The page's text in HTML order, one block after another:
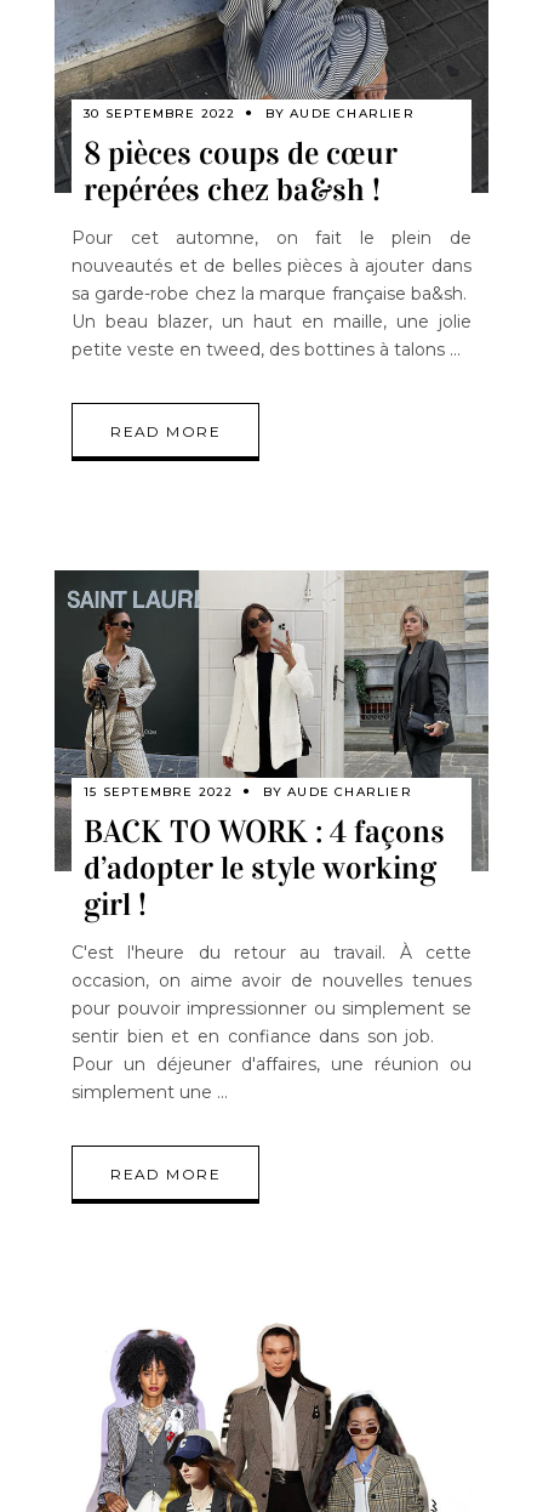
30 SEPTEMBRE 2022 BYAUDE CHARLIER
8 pièces coups de cœur
repérées chez ba&sh !
Pour cet automne, on fait le plein de
nouveautés et de belles pièces à ajouter dans
sa garde-robe chez la marque française ba&sh.
Un beau blazer, un haut en maille, une jolie
petite veste en tweed, des bottines à talons
READ MORE
15 SEPTEMBRE 2022 BYAUDE CHARLIER
BACK TO WORK : 4 façons
d’adopter le style working
girl !
C'est l'heure du retour au travail. À cette
occasion, on aime avoir de nouvelles tenues
pour pouvoir impressionner ou simplement se
sentir bien et en confiance dans son job.
Pour un déjeuner d'affaires, une réunion ou
simplement une
READ MORE